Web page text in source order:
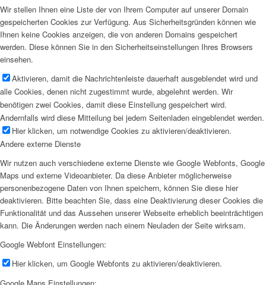
Wir stellen Ihnen eine Liste der von Ihrem Computer auf unserer Domain
gespeicherten Cookies zur Verfügung. Aus Sicherheitsgründen können wie
Ihnen keine Cookies anzeigen, die von anderen Domains gespeichert
werden. Diese können Sie in den Sicherheitseinstellungen Ihres Browsers
einsehen.
Aktivieren, damit die Nachrichtenleiste dauerhaft ausgeblendet wird und
alle Cookies, denen nicht zugestimmt wurde, abgelehnt werden. Wir
benötigen zwei Cookies, damit diese Einstellung gespeichert wird.
Andernfalls wird diese Mitteilung bei jedem Seitenladen eingeblendet werden.
Hier klicken, um notwendige Cookies zu aktivieren/deaktivieren.
Andere externe Dienste
Wir nutzen auch verschiedene externe Dienste wie Google Webfonts, Google
Maps und externe Videoanbieter. Da diese Anbieter möglicherweise
personenbezogene Daten von Ihnen speichern, können Sie diese hier
deaktivieren. Bitte beachten Sie, dass eine Deaktivierung dieser Cookies die
Funktionalität und das Aussehen unserer Webseite erheblich beeinträchtigen
kann. Die Änderungen werden nach einem Neuladen der Seite wirksam.
Google Webfont Einstellungen:
Hier klicken, um Google Webfonts zu aktivieren/deaktivieren.